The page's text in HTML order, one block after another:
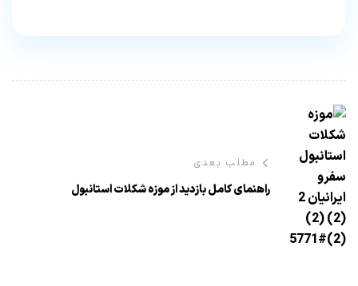
مطلب بعدی
راهنمای کامل بازدید از موزه شکلات استانبول